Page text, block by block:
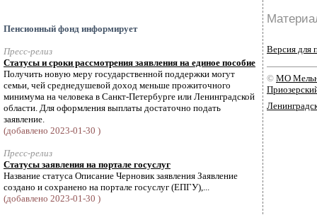
Пенсионный фонд информирует
Пресс-релиз
Статусы и сроки рассмотрения заявления на единое пособие
Получить новую меру государственной поддержки могут
семьи, чей среднедушевой доход меньше прожиточного
минимума на человека в Санкт-Петербурге или Ленинградской
области. Для оформления выплаты достаточно подать
заявление.
(добавлено 2023-01-30 )
Пресс-релиз
Статусы заявления на портале госуслуг
Название статуса Описание Черновик заявления Заявление
создано и сохранено на портале госуслуг (ЕПГУ),...
(добавлено 2023-01-30 )
Версия для
© МО